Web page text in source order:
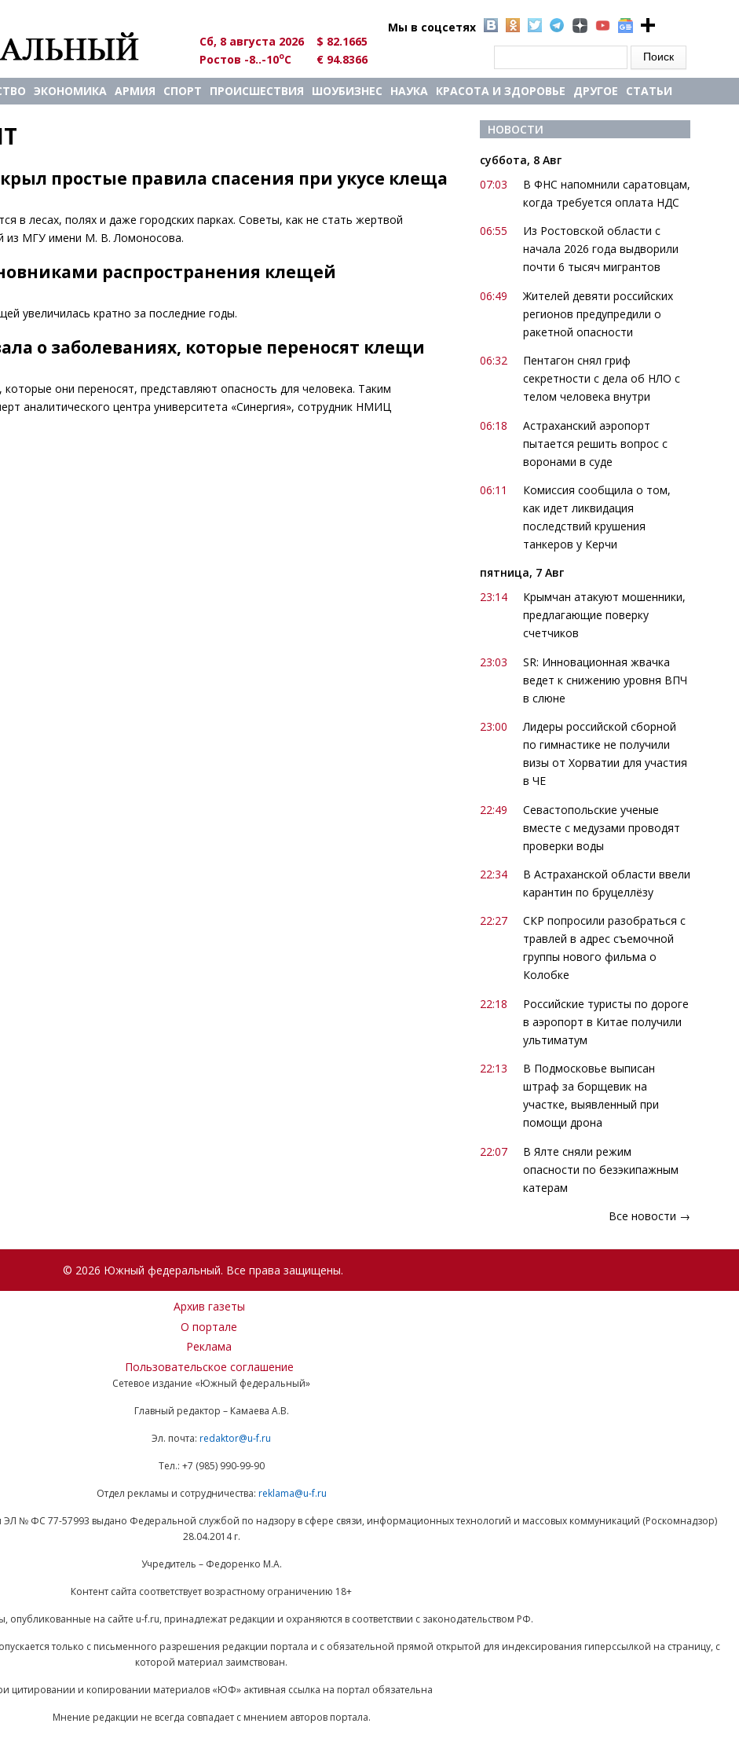
Мы в соцсетях
Сб, 8 августа 2026
$ 82.1665
Ростов -8..-10oC € 94.8366
ЭКОНОМИКА АРМИЯ СПОРТ ПРОИСШЕСТВИЯ ШОУБИЗНЕС НАУКА КРАСОТА И ЗДОРОВЬЕ ДРУГОЕ СТАТЬИ
простые правила спасения при укусе клеща
в лесах, полях и даже городских парках. Советы, как не стать жертвой
из МГУ имени М. В. Ломоносова.
распространения клещей
увеличилась кратно за последние годы.
о заболеваниях, которые переносят клещи
они переносят, представляют опасность для человека. Таким
аналитического центра университета «Синергия», сотрудник НМИЦ
НОВОСТИ
суббота, 8 Авг
07:03
В ФНС напомнили саратовцам,
когда требуется оплата НДС
06:55
Из Ростовской области с
начала 2026 года выдворили
почти 6 тысяч мигрантов
06:49
Жителей девяти российских
регионов предупредили о
ракетной опасности
06:32
Пентагон снял гриф
секретности с дела об НЛО с
телом человека внутри
06:18
Астраханский аэропорт
пытается решить вопрос с
воронами в суде
06:11
Комиссия сообщила о том,
как идет ликвидация
последствий крушения
танкеров у Керчи
пятница, 7 Авг
23:14
Крымчан атакуют мошенники,
предлагающие поверку
счетчиков
23:03
SR: Инновационная жвачка
ведет к снижению уровня ВПЧ
в слюне
23:00
Лидеры российской сборной
по гимнастике не получили
визы от Хорватии для участия
в ЧЕ
22:49
Севастопольские ученые
вместе с медузами проводят
проверки воды
22:34
В Астраханской области ввели
карантин по бруцеллёзу
22:27
СКР попросили разобраться с
травлей в адрес съемочной
группы нового фильма о
Колобке
22:18
Российские туристы по дороге
в аэропорт в Китае получили
ультиматум
22:13
В Подмосковье выписан
штраф за борщевик на
участке, выявленный при
помощи дрона
22:07
В Ялте сняли режим
опасности по безэкипажным
катерам
Все новости →
© 2026 Южный федеральный. Все права защищены.
Архив газеты
О портале
Реклама
Пользовательское соглашение
Сетевое издание «Южный федеральный»
Главный редактор – Камаева А.В.
Эл. почта: redaktor@u-f.ru
Тел.: +7 (985) 990-99-90
Отдел рекламы и сотрудничества: reklama@u-f.ru
ЭЛ № ФС 77-57993 выдано Федеральной службой по надзору в сфере связи, информационных технологий и массовых коммуникаций (Роскомнадзор)
28.04.2014 г.
Учредитель – Федоренко М.А.
Контент сайта соответствует возрастному ограничению 18+
опубликованные на сайте u-f.ru, принадлежат редакции и охраняются в соответствии с законодательством РФ.
только с письменного разрешения редакции портала и с обязательной прямой открытой для индексирования гиперссылкой на страницу, с
которой материал заимствован.
цитировании и копировании материалов «ЮФ» активная ссылка на портал обязательна
Мнение редакции не всегда совпадает с мнением авторов портала.